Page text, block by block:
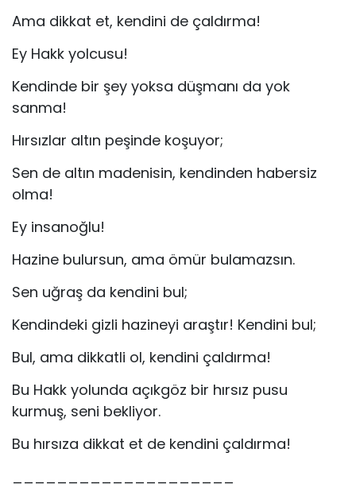
Ama dikkat et, kendini de çaldırma!
Ey Hakk yolcusu!
Kendinde bir şey yoksa düşmanı da yok
sanma!
Hırsızlar altın peşinde koşuyor;
Sen de altın madenisin, kendinden habersiz
olma!
Ey insanoğlu!
Hazine bulursun, ama ömür bulamazsın.
Sen uğraş da kendini bul;
Kendindeki gizli hazineyi araştır! Kendini bul;
Bul, ama dikkatli ol, kendini çaldırma!
Bu Hakk yolunda açıkgöz bir hırsız pusu
kurmuş, seni bekliyor.
Bu hırsıza dikkat et de kendini çaldırma!